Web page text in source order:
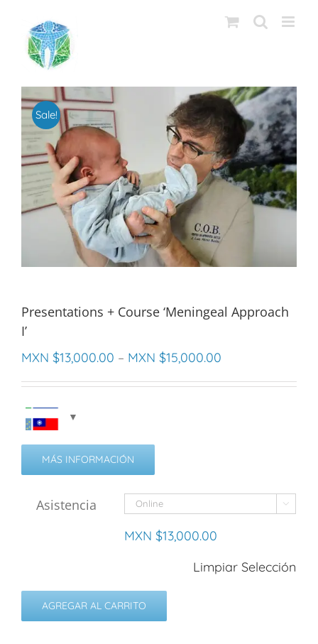
contenido
Sale!
Presentations + Course ‘Meningeal Approach
I’
MXN $13,000.00 – MXN $15,000.00
MÁS INFORMACIÓN
Asistencia 
MXN $13,000.00
Limpiar Selección
AGREGAR AL CARRITO